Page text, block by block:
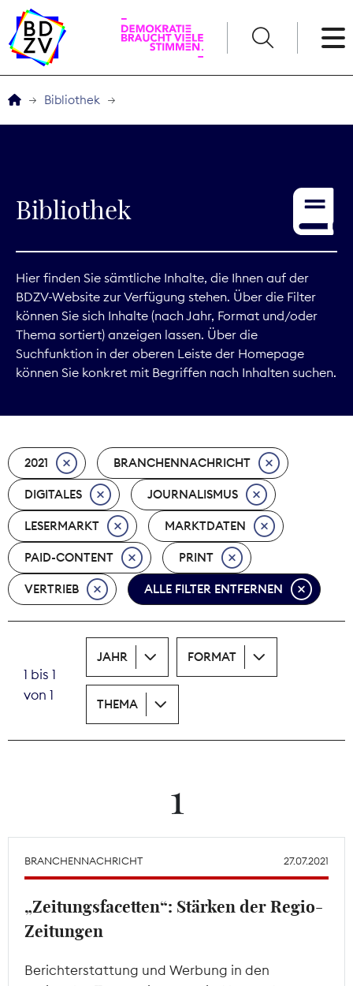
Service
Digitales
Kommunikation
Marktdaten
Nachhaltigkeit
Nachwuchs
Nova Award
Pressefreiheit
Print
Recht
Tarifpolitik
Theodor-Wolff-Preis
Mitgliederbereich
Bibliothek
Bibliothek
Hier finden Sie sämtliche Inhalte, die Ihnen auf der
BDZV-Website zur Verfügung stehen. Über die Filter
können Sie sich Inhalte (nach Jahr, Format und/oder
Thema sortiert) anzeigen lassen. Über die
Suchfunktion in der oberen Leiste der Homepage
können Sie konkret mit Begriffen nach Inhalten suchen.
2021 BRANCHENNACHRICHT
DIGITALES JOURNALISMUS
LESERMARKT MARKTDATEN
PAID-CONTENT PRINT
VERTRIEB ALLE FILTER ENTFERNEN
1 bis 1
von 1
JAHR FORMAT
THEMA
1
BRANCHENNACHRICHT 27.07.2021
„Zeitungsfacetten“: Stärken der Regio-
Zeitungen
Berichterstattung und Werbung in den